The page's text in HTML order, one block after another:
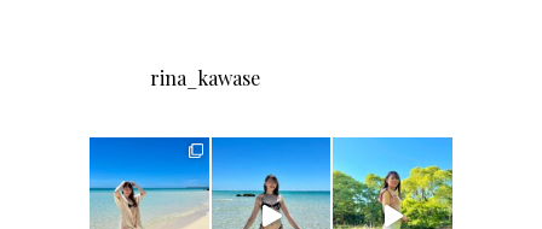
rina_kawase